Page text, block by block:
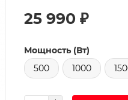
25 990 ₽
Мощность (Вт)
500
1000